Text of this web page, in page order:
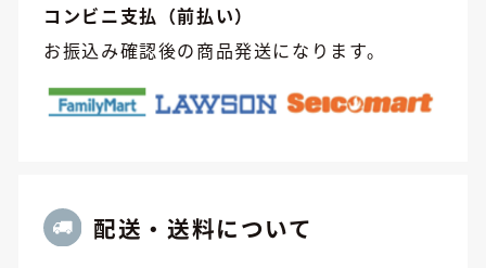
コンビニ支払（前払い）
お振込み確認後の商品発送になります。
配送・送料について